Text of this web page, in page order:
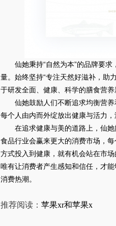
仙她秉持“自然为本”的品牌要
量。始终坚持“专注天然好滋补，助
于研发全面、健康、科学的膳食营养
仙她鼓励人们不断追求均衡营
每个人由内而外绽放出健康与活力，
在追求健康与美的道路上，仙
食品行业会赢来更大的消费市场，
方式投入到健康，就有机会站在市
唯有让消费者产生感知和信任，才
消费热潮。
推荐阅读： 苹果xr和苹果x